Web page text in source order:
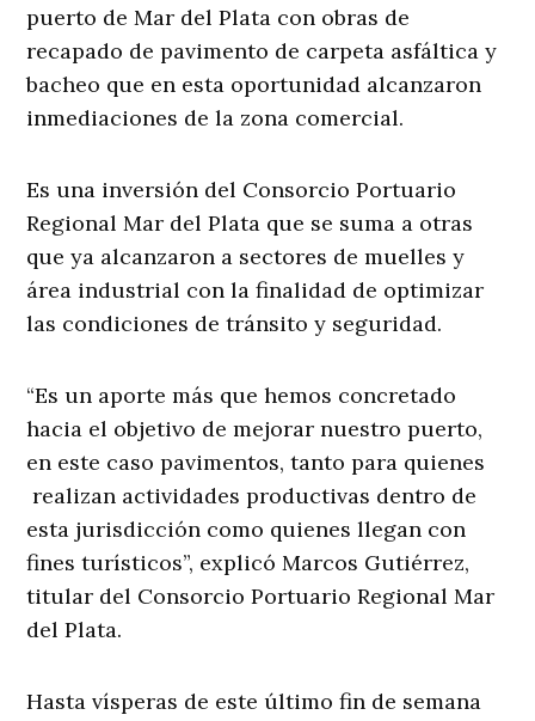
puerto de Mar del Plata con obras de
recapado de pavimento de carpeta asfáltica y
bacheo que en esta oportunidad alcanzaron
inmediaciones de la zona comercial.
Es una inversión del Consorcio Portuario
Regional Mar del Plata que se suma a otras
que ya alcanzaron a sectores de muelles y
área industrial con la finalidad de optimizar
las condiciones de tránsito y seguridad.
“Es un aporte más que hemos concretado
hacia el objetivo de mejorar nuestro puerto,
en este caso pavimentos, tanto para quienes
realizan actividades productivas dentro de
esta jurisdicción como quienes llegan con
fines turísticos”, explicó Marcos Gutiérrez,
titular del Consorcio Portuario Regional Mar
del Plata.
Hasta vísperas de este último fin de semana